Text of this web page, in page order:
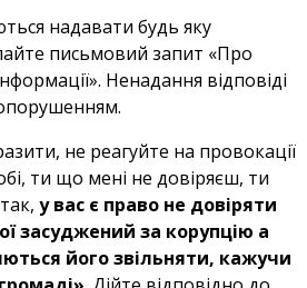
надавати будь яку
письмовий запит «Про
Ненадання відповіді
не реагуйте на провокації
ти що мені не довіряєш, ти
у вас є право не довіряти
засуджений за корупцію а
його звільняти, кажучи